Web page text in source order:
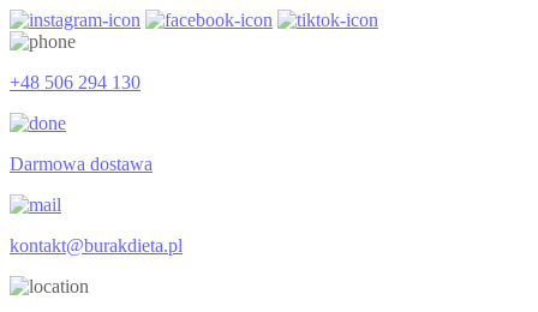
+48 506 294 130
Darmowa dostawa
kontakt@burakdieta.pl